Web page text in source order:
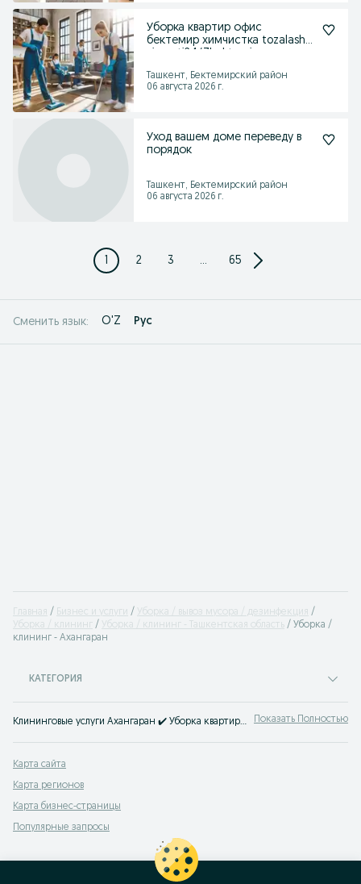
Уборка квартир офис
бектемир химчистка tozalash
Ташкент, Бектемирский район
06 августа 2026 г.
Уход вашем доме переведу в
порядок
Ташкент, Бектемирский район
06 августа 2026 г.
1 2 3 ... 65
Сменить язык: O'Z Рус
Главная Бизнес и услуги
Уборка / вывоз мусора / дезинфекция
Уборка / клининг
Уборка / клининг - Ташкентская область
Уборка /
клининг - Ахангаран
КАТЕГОРИЯ
Клининговые услуги Ахангаран ✔️ Уборка квартир и домов, офисов, коттеджей и коммерческих помещений ☝ Выгодные цены на клининговые услуги на OLX.uz! Показать Полностью
Карта сайта
Карта регионов
Карта бизнес-страницы
Популярные запросы